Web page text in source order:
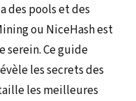
des pools et des
ou NiceHash est
serein. Ce guide
les secrets des
les meilleures